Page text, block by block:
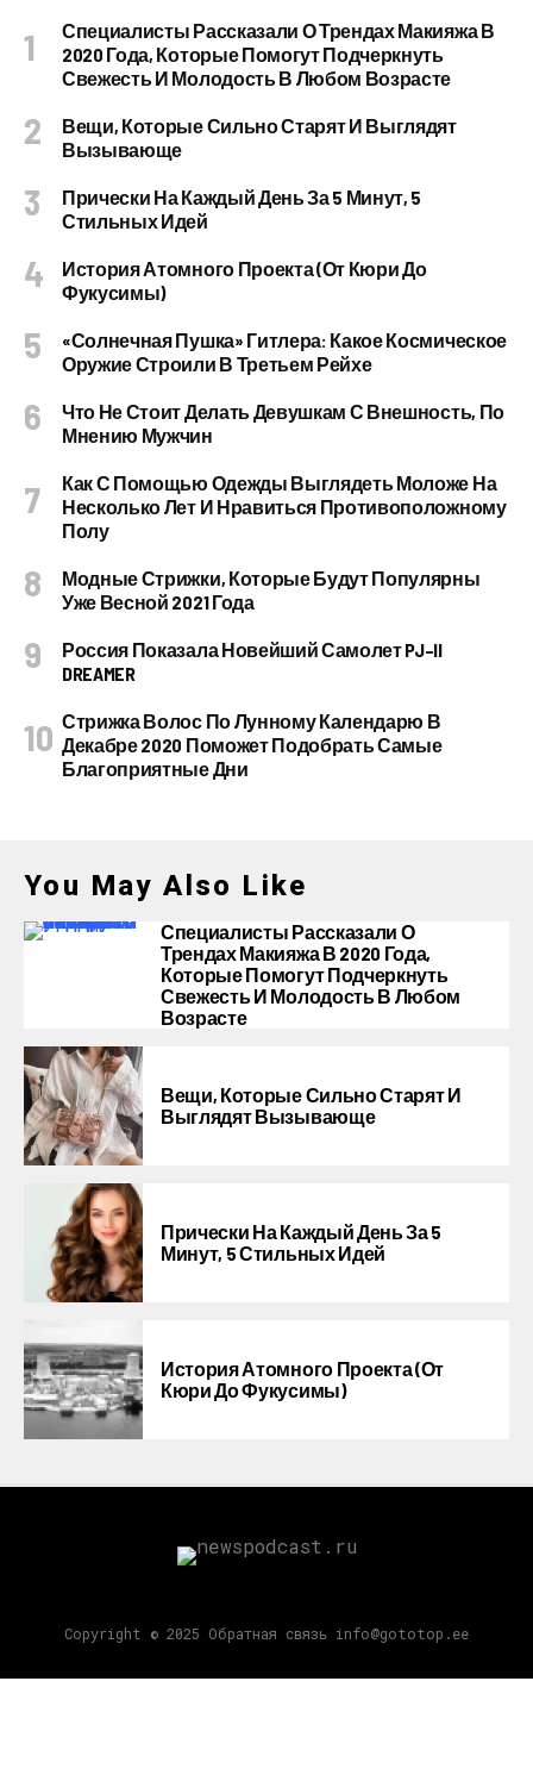
Специалисты Рассказали О Трендах Макияжа В
2020 Года, Которые Помогут Подчеркнуть
Свежесть И Молодость В Любом Возрасте
Вещи, Которые Сильно Старят И Выглядят
Вызывающе
Прически На Каждый День За 5 Минут, 5
Стильных Идей
История Атомного Проекта (от Кюри До
Фукусимы)
«Солнечная Пушка» Гитлера: Какое Космическое
Оружие Строили В Третьем Рейхе
Что Не Стоит Делать Девушкам С Внешность, По
Мнению Мужчин
Как С Помощью Одежды Выглядеть Моложе На
Несколько Лет И Нравиться Противоположному
Полу
Модные Стрижки, Которые Будут Популярны
Уже Весной 2021 Года
Россия Показала Новейший Самолет PJ–II
DREAMER
Стрижка Волос По Лунному Календарю В
Декабре 2020 Поможет Подобрать Самые
Благоприятные Дни
You May Also Like
Специалисты Рассказали О
Трендах Макияжа В 2020 Года,
Которые Помогут Подчеркнуть
Свежесть И Молодость В Любом
Возрасте
Вещи, Которые Сильно Старят И
Выглядят Вызывающе
Прически На Каждый День За 5
Минут, 5 Стильных Идей
История Атомного Проекта (от
Кюри До Фукусимы)
Copyright © 2025 Обратная связь info@gototop.ee